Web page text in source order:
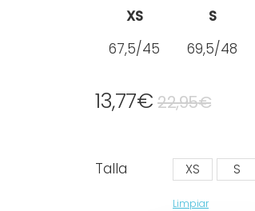
XS
S
67,5/45
69,5/48
22,95€
13,77€
Talla XS S
Limpiar